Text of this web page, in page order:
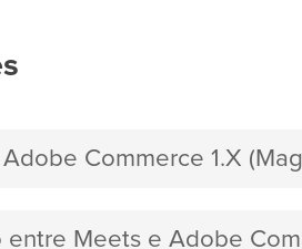
Commerce 1.X
Meets e Adobe